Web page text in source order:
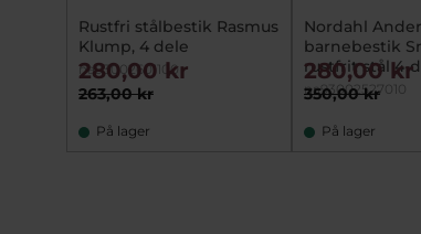
Rustfri stålbestik Rasmus
Klump, 4 dele
na93002601100
263,00 kr
280,00 kr
På lager
Nordahl
barnebestik
rustfrit stål 4-
na93002527010
350,00 kr
280,00 kr
På lager